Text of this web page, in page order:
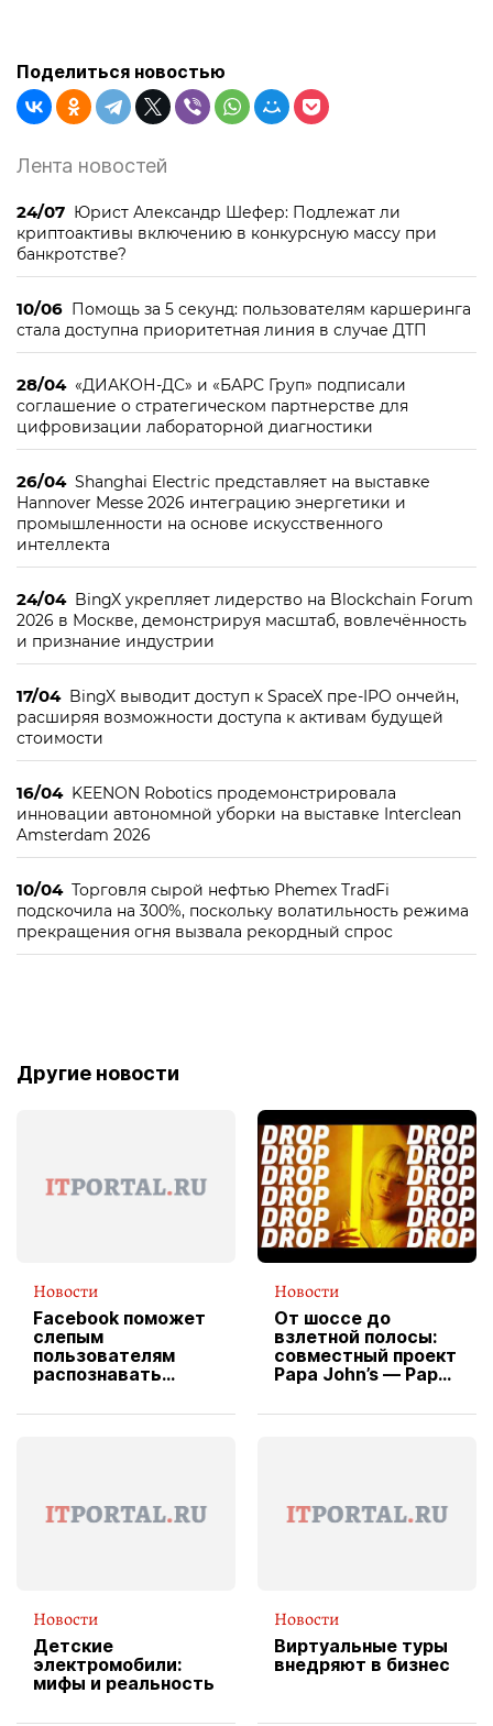
Поделиться новостью
Лента новостей
24/07 Юрист Александр Шефер: Подлежат ли
криптоактивы включению в конкурсную массу при
банкротстве?
10/06 Помощь за 5 секунд: пользователям каршеринга
стала доступна приоритетная линия в случае ДТП
28/04 «ДИАКОН-ДС» и «БАРС Груп» подписали
соглашение о стратегическом партнерстве для
цифровизации лабораторной диагностики
26/04 Shanghai Electric представляет на выставке
Hannover Messe 2026 интеграцию энергетики и
промышленности на основе искусственного
интеллекта
24/04 BingX укрепляет лидерство на Blockchain Forum
2026 в Москве, демонстрируя масштаб, вовлечённость
и признание индустрии
17/04 BingX выводит доступ к SpaceX пре-IPO ончейн,
расширяя возможности доступа к активам будущей
стоимости
16/04 KEENON Robotics продемонстрировала
инновации автономной уборки на выставке Interclean
Amsterdam 2026
10/04 Торговля сырой нефтью Phemex TradFi
подскочила на 300%, поскольку волатильность режима
прекращения огня вызвала рекордный спрос
Другие новости
Новости
Facebook поможет
слепым
пользователям
распознавать
Новости
От шоссе до
взлетной полосы:
совместный проект
Papa John’s — Papa
вводит
Новости
Детские
электромобили:
мифы и реальность
Новости
Виртуальные туры
внедряют в бизнес